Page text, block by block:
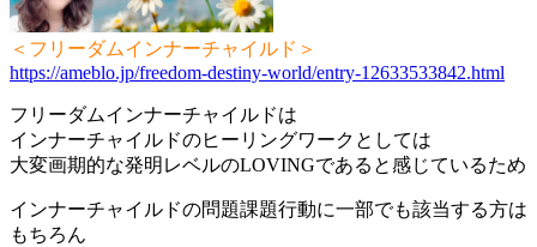
＜フリーダムインナーチャイルド＞
https://ameblo.jp/freedom-destiny-world/entry-12633533842.html
フリーダムインナーチャイルドは
インナーチャイルドのヒーリングワークとしては
大変画期的な発明レベルのLOVINGであると感じているため
インナーチャイルドの問題課題行動に一部でも該当する方は
もちろん